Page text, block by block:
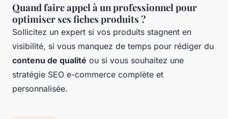
Quand faire appel à un professionnel pour
optimiser ses fiches produits ?
Sollicitez un expert si vos produits stagnent en
visibilité, si vous manquez de temps pour rédiger du
contenu de qualité ou si vous souhaitez une
stratégie SEO e-commerce complète et
personnalisée.